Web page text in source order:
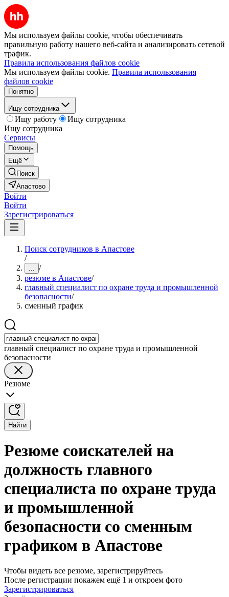
Мы используем файлы cookie, чтобы обеспечивать
правильную работу нашего веб-сайта и анализировать сетевой
трафик.
Правила использования файлов cookie
Мы используем файлы cookie. Правила использования
файлов cookie
Понятно
Ищу сотрудника
Ищу работу
Ищу сотрудника
Ищу сотрудника
Сервисы
Помощь
Ещё
Поиск
Апастово
Войти
Войти
Зарегистрироваться
Поиск сотрудников в Апастове
/
... /
резюме в Апастове/
главный специалист по охране труда и промышленной
безопасности/
сменный график
главный специалист по охране труда и промышленной
безопасности
Резюме
Найти
Резюме соискателей на
должность главного
специалиста по охране труда
и промышленной
безопасности со сменным
графиком в Апастове
Чтобы видеть все резюме, зарегистрируйтесь
После регистрации покажем ещё 1 и откроем фото
Зарегистрироваться